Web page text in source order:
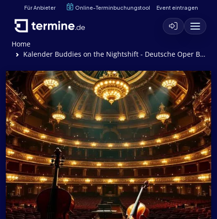
Für Anbieter Online-Terminbuchungstool Event eintragen
Home
Kalender Buddies on the Nightshift - Deutsche Oper Berlin